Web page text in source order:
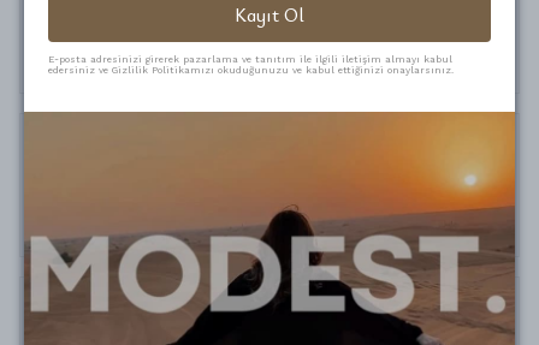
Satın Alınmış
Kayıt Ol
E-posta adresinizi girerek pazarlama ve tanıtım ile ilgili iletişim almayı kabul
edersiniz ve Gizlilik Politikamızı okuduğunuzu ve kabul ettiğinizi onaylarsınız.